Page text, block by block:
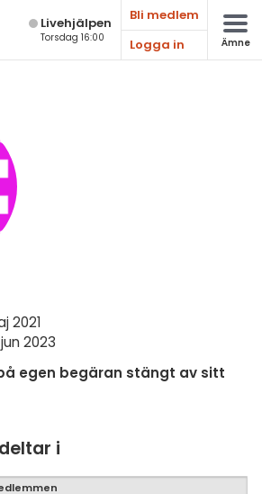
Live­hjälpen
Torsdag 16:00
Bli medlem
Logga in
Ämne
2021
2023
egen begäran stängt av sitt
i
Matematik
Fler språk
Fler ämnen